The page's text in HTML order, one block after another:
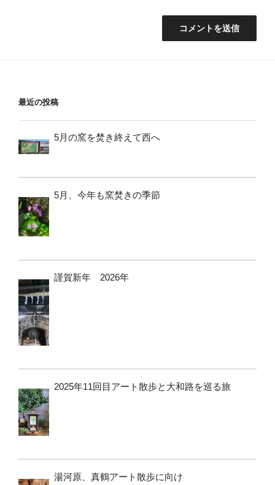
最近の投稿
5月の窯を焚き終えて西へ
5月、今年も窯焚きの季節
謹賀新年 2026年
2025年11回目アート散歩と大和路を巡る旅
湯河原、真鶴アート散歩に向け